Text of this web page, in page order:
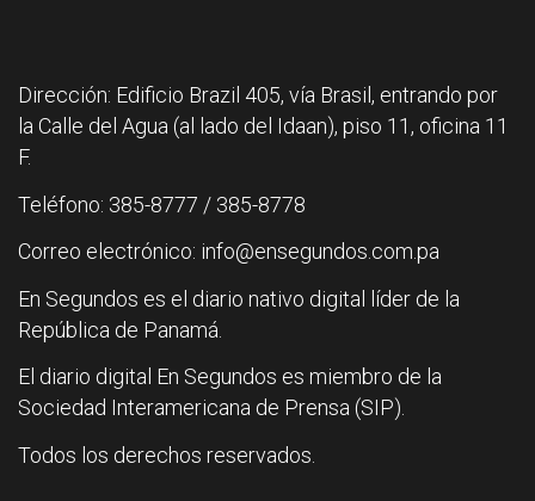
Dirección: Edificio Brazil 405, vía Brasil, entrando por
la Calle del Agua (al lado del Idaan), piso 11, oficina 11
F.
Teléfono: 385-8777 / 385-8778
Correo electrónico: info@ensegundos.com.pa
En Segundos es el diario nativo digital líder de la
República de Panamá.
El diario digital En Segundos es miembro de la
Sociedad Interamericana de Prensa (SIP).
Todos los derechos reservados.